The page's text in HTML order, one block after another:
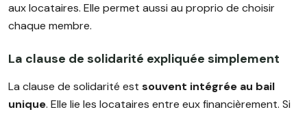
aux locataires. Elle permet aussi au proprio de choisir
chaque membre.
La clause de solidarité expliquée simplement
La clause de solidarité est souvent intégrée au bail
unique. Elle lie les locataires entre eux financièrement. Si